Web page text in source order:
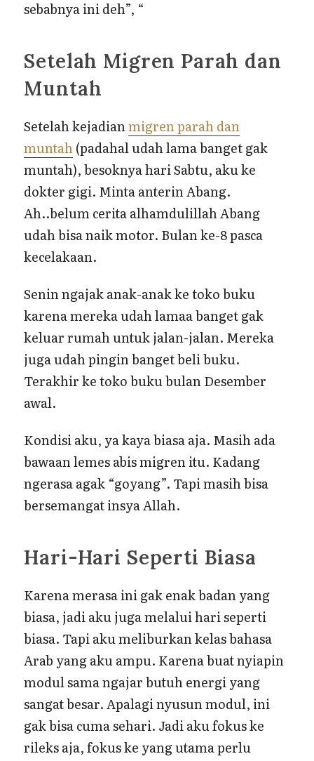
sebabnya ini deh”, “
Setelah Migren Parah dan
Muntah
Setelah kejadianmigren parah dan
muntah(padahal udah lama banget gak
muntah), besoknya hari Sabtu, aku ke
dokter gigi. Minta anterin Abang.
Ah..belum cerita alhamdulillah Abang
udah bisa naik motor. Bulan ke-8 pasca
kecelakaan.
Senin ngajak anak-anak ke toko buku
karena mereka udah lamaa banget gak
keluar rumah untuk jalan-jalan. Mereka
juga udah pingin banget beli buku.
Terakhir ke toko buku bulan Desember
awal.
Kondisi aku, ya kaya biasa aja. Masih ada
bawaan lemes abis migren itu. Kadang
ngerasa agak “goyang”. Tapi masih bisa
bersemangat insya Allah.
Hari-Hari Seperti Biasa
Karena merasa ini gak enak badan yang
biasa, jadi aku juga melalui hari seperti
biasa. Tapi aku meliburkan kelas bahasa
Arab yang aku ampu. Karena buat nyiapin
modul sama ngajar butuh energi yang
sangat besar. Apalagi nyusun modul, ini
gak bisa cuma sehari. Jadi aku fokus ke
rileks aja, fokus ke yang utama perlu